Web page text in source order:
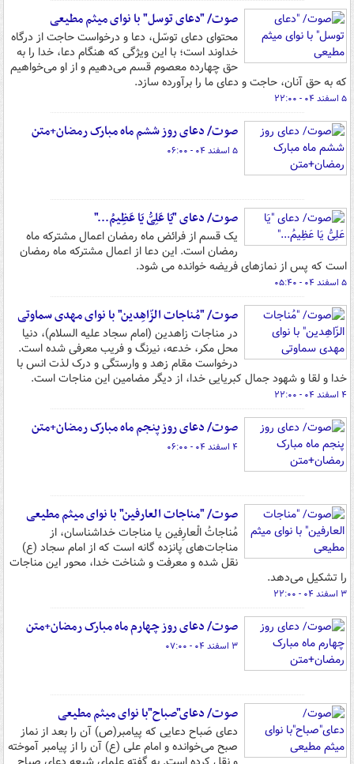
صوت/ "دعای توسل" با نوای میثم مطیعی
محتوای دعای توسّل، دعا و درخواست حاجت از درگاه
خداوند است؛ با این ویژگی که هنگام دعا، خدا را به
حق چهارده معصوم قسم می‌دهیم و از او می‌خواهیم
که به حق آنان، حاجت و دعای ما را برآورده سازد.
۵ اسفند ۰۴ - ۲۲:۰۰
صوت/ دعای روز ششم ماه مبارک رمضان+متن
۵ اسفند ۰۴ - ۰۶:۰۰
صوت/ دعای "یَا عَلِیُّ یَا عَظِیمُ..."
یک قسم از فرائض ماه رمضان اعمال مشترکه ماه
رمضان است. این دعا از اعمال مشترکه ماه رمضان
است که پس از نمازهای فریضه‏ خوانده می شود.
۵ اسفند ۰۴ - ۰۵:۴۰
صوت/ "مُناجات الزّاهِدین" با نوای مهدی سماوتی
در مناجات زاهدین (امام سجاد علیه السلام)، دنیا
محل مکر، خدعه، نیرنگ و فریب معرفی شده است.
درخواست مقام زهد و وارستگی و درک لذت انس با
خدا و لقا و شهود جمال کبریایی خدا، از دیگر مضامین این مناجات است.
۴ اسفند ۰۴ - ۲۲:۰۰
صوت/ دعای روز پنجم ماه مبارک رمضان+متن
۴ اسفند ۰۴ - ۰۶:۰۰
صوت/ "مناجات العارفین" با نوای میثم مطیعی
مُناجاتُ الْعارِفین یا مناجات خداشناسان، از
مناجات‌های پانزده گانه است که از امام سجاد (ع)
نقل شده و معرفت و شناخت خدا، محور این مناجات
را تشکیل می‌دهد.
۳ اسفند ۰۴ - ۲۲:۰۰
صوت/ دعای روز چهارم ماه مبارک رمضان+متن
۳ اسفند ۰۴ - ۰۷:۰۰
صوت/ دعای"صباح"با نوای میثم مطیعی
دعای صَباح دعایی که پیامبر(ص) آن را بعد از نماز
صبح می‌خوانده و امام علی (ع) آن را از پیامبر آموخته